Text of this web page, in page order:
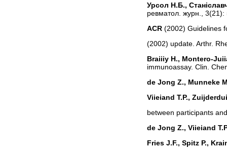
Урсол Н.Б.,
ревматол. журн., 3(21):
ACR (2002) Guidelines
(2002) update. Arthr.
Braiiiy H., Montero-
immunoassay. Clin.
de Jong Z., Munneke
Viieiand T.P.,
between participants
de Jong Z., Viieiand
Fries J.F., Spitz P.,